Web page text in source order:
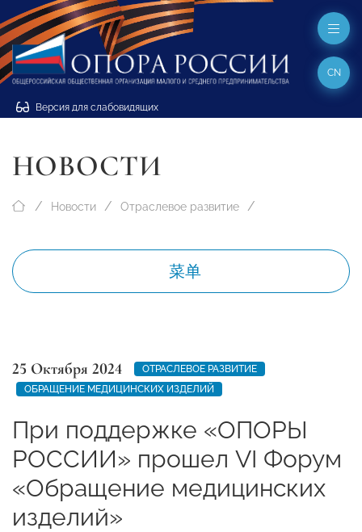
Версия для слабовидящих
CN
НОВОСТИ
Новости Отраслевое развитие
菜单
25 Октября 2024
ОТРАСЛЕВОЕ РАЗВИТИЕ
ОБРАЩЕНИЕ МЕДИЦИНСКИХ ИЗДЕЛИЙ
При поддержке «ОПОРЫ
РОССИИ» прошел VI Форум
«Обращение медицинских
изделий»